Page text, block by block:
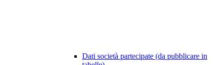
Dati società partecipate (da pubblicare in